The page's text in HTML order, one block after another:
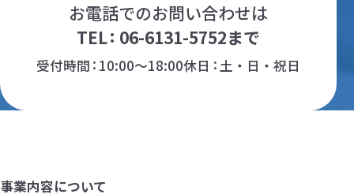
お電話でのお問い合わせは
TEL 06-6131-5752まで
受付時間 10:00～18:00休日 土・日・祝日
事業内容について